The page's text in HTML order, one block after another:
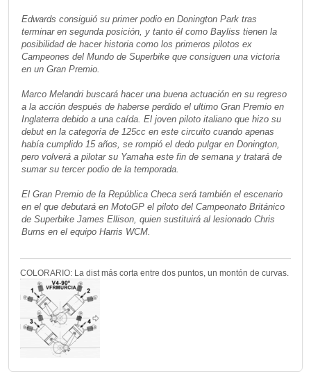
Edwards consiguió su primer podio en Donington Park tras
terminar en segunda posición, y tanto él como Bayliss tienen la
posibilidad de hacer historia como los primeros pilotos ex
Campeones del Mundo de Superbike que consiguen una victoria
en un Gran Premio.
Marco Melandri buscará hacer una buena actuación en su regreso
a la acción después de haberse perdido el ultimo Gran Premio en
Inglaterra debido a una caída. El joven piloto italiano que hizo su
debut en la categoría de 125cc en este circuito cuando apenas
había cumplido 15 años, se rompió el dedo pulgar en Donington,
pero volverá a pilotar su Yamaha este fin de semana y tratará de
sumar su tercer podio de la temporada.
El Gran Premio de la República Checa será también el escenario
en el que debutará en MotoGP el piloto del Campeonato Británico
de Superbike James Ellison, quien sustituirá al lesionado Chris
Burns en el equipo Harris WCM.
COLORARIO: La dist más corta entre dos puntos, un montón de curvas.